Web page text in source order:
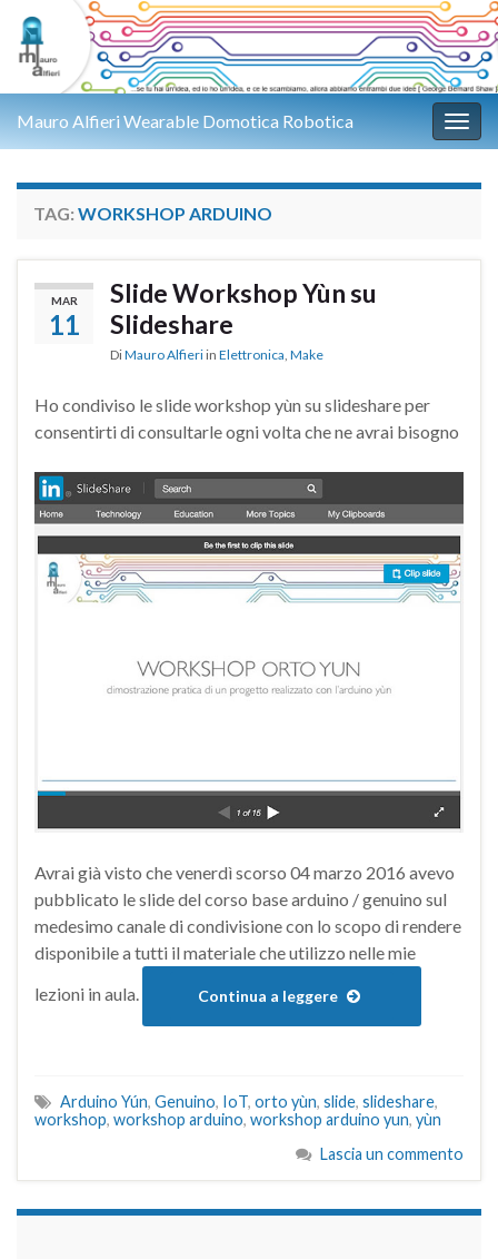
Mauro Alfieri Wearable Domotica Robotica
TAG: WORKSHOP ARDUINO
MAR
11
Slide Workshop Yùn su
Slideshare
DiMauro Alfieri in Elettronica, Make
Ho condiviso le slide workshop yùn su slideshare per
consentirti di consultarle ogni volta che ne avrai bisogno
Avrai già visto che venerdì scorso 04 marzo 2016 avevo
pubblicato le slide del corso base arduino / genuino sul
medesimo canale di condivisione con lo scopo di rendere
disponibile a tutti il materiale che utilizzo nelle mie
lezioni in aula.
Continua a leggere
Arduino Yún, Genuino, IoT, orto yùn, slide, slideshare,
workshop, workshop arduino, workshop arduino yun, yùn
Lascia un commento